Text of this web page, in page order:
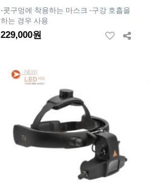
-콧구멍에 착용하는 마스크 -구강 호흡을
하는 경우 사용
229,000원